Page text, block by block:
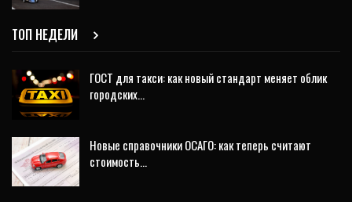
ТОП НЕДЕЛИ
ГОСТ для такси: как новый стандарт меняет облик
городских…
Новые справочники ОСАГО: как теперь считают
стоимость…